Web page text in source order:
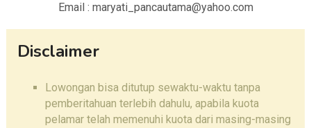
Email : maryati_pancautama@yahoo.com
Disclaimer
Lowongan bisa ditutup sewaktu-waktu tanpa
pemberitahuan terlebih dahulu, apabila kuota
pelamar telah memenuhi kuota dari masing-masing